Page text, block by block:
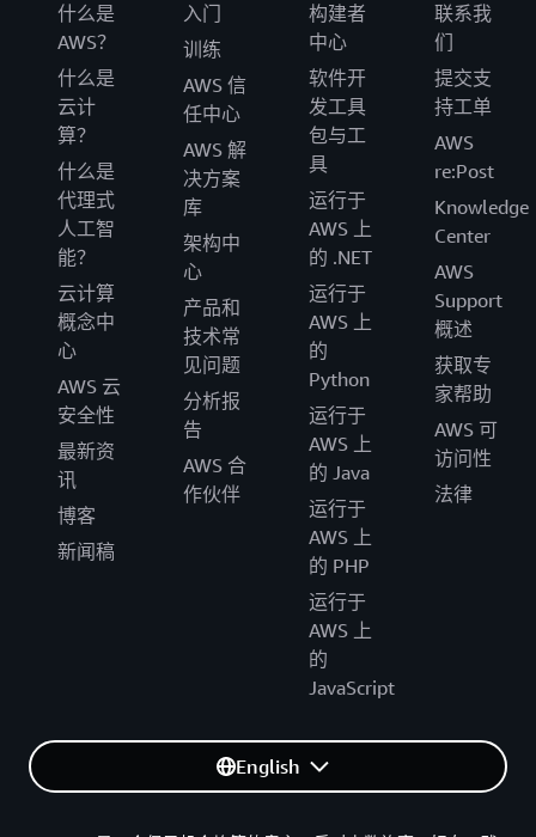
什么是
AWS？
什么是
云计
算？
什么是
代理式
人工智
能？
云计算
概念中
心
AWS 云
安全性
最新资
讯
博客
新闻稿
入门
训练
AWS 信
任中心
AWS 解
决方案
库
架构中
心
产品和
技术常
见问题
分析报
告
AWS 合
作伙伴
构建者
中心
软件开
发工具
包与工
具
运行于
AWS 上
的 .NET
运行于
AWS 上
的
Python
运行于
AWS 上
的 Java
运行于
AWS 上
的 PHP
运行于
AWS 上
的
JavaScript
联系我
们
提交支
持工单
AWS
re:Post
Knowledge
Center
AWS
Support
概述
获取专
家帮助
AWS 可
访问性
法律
English